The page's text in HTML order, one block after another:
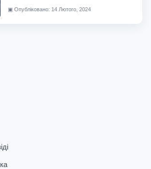
▣ Опубліковано: 14 Лютого, 2024